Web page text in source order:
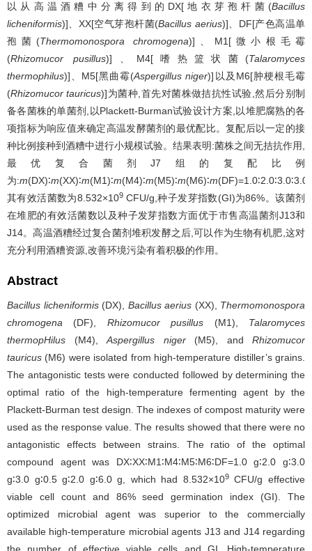
以从高温酒糟中分离得到的DX[地衣芽孢杆菌(Bacillus
licheniformis)]、XX[空气芽孢杆菌(Bacillus aerius)]、DF[产色高温单
孢菌(Thermomonospora chromogena)]、M1[微小根毛霉
(Rhizomucor pusillus)]、M4[嗜热篮状菌(Talaromyces
thermophilus)]、M5[黑曲霉(Aspergillus niger)]以及M6[肿梗根毛霉
(Rhizomucor tauricus)]为菌种,首先对菌株做拮抗性试验,然后分别制
备各菌株的单菌剂,以Plackett-Burman试验设计方案,以堆肥腐熟的各
项指标为响应值来确定高温发酵菌剂的最优配比。复配后以一定的接
种比例接种到酒糟中进行小规模试验。结果表明:菌株之间无拮抗作用,
最优复合菌剂J7组的复配比例
为:m(DX)∶m(XX)∶m(M1)∶m(M4)∶m(M5)∶m(M6)∶m
其有效活菌数为8.532×109CFU/g,种子发芽指数(GI)为86%。该菌剂
在堆肥的有效活菌数以及种子发芽指数方面优于市售高温菌剂J13和
J14。高温酒糟经过复合菌剂堆积发酵之后,可以作为生物有机肥,这对
充分利用酒糟资源,改善环境污染有着积极的作用。
Abstract
Bacillus licheniformis(DX), Bacillus aerius (XX), Thermomonospora
chromogena (DF), Rhizomucor pusillus (M1), Talaromyces
thermopHilus (M4), Aspergillus niger(M5), and Rhizomucor
tauricus (M6) were isolated from high-temperature distiller’s grains.
The antagonistic tests were conducted followed by determining the
optimal ratio of the high-temperature fermenting agent by the
Plackett-Burman test design. The indexes of compost maturity were
used as the response value. The results showed that there were no
antagonistic effects between strains. The ratio of the optimal
compound agent was DX∶XX∶M1∶M4∶M5∶M6∶DF=1.0 g∶2.0 g∶3.0
g∶3.0 g∶0.5 g∶2.0 g∶6.0 g, which had 8.532×109CFU/g effective
viable cell count and 86% seed germination index (GI). The
optimized microbial agent was superior to the commercially
available high-temperature microbial agents J13 and J14 regarding